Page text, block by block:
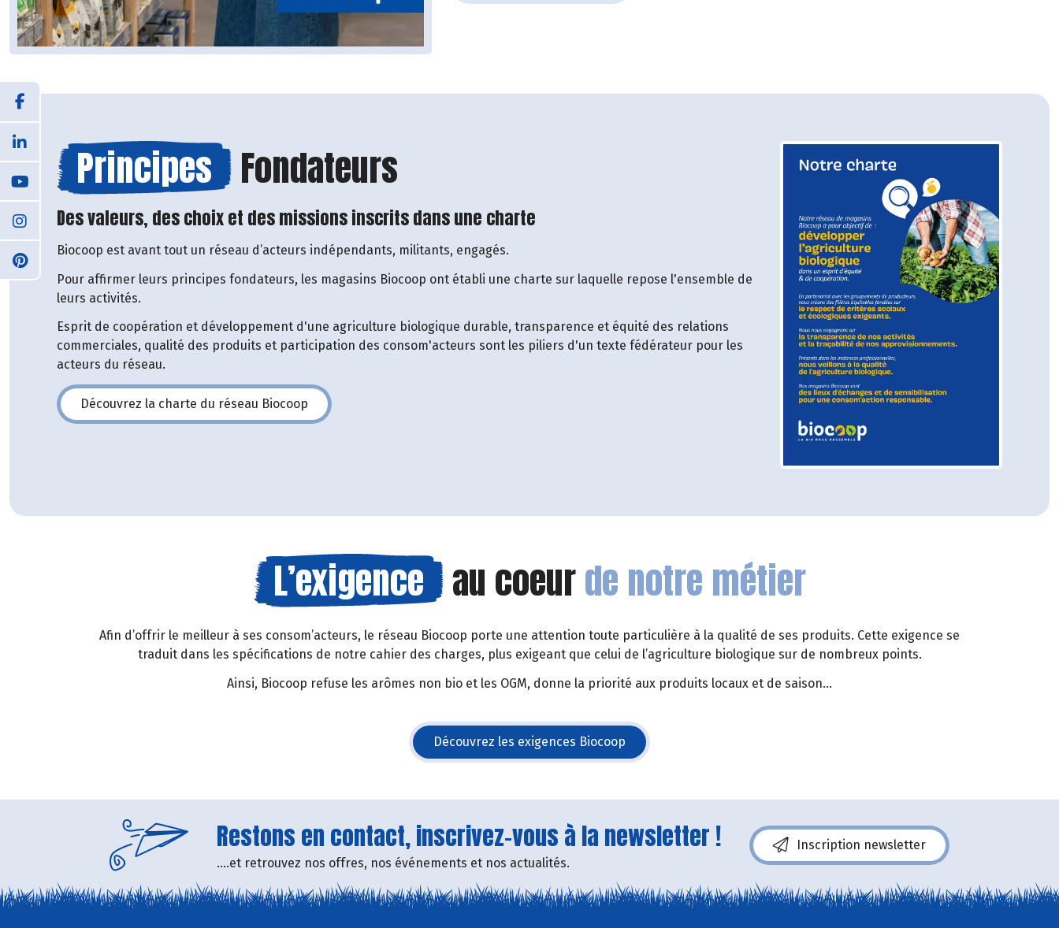
Principes Fondateurs
Des valeurs, des choix et des missions inscrits dans une charte
Biocoop est avant tout un réseau d’acteurs indépendants, militants, engagés.
Pour affirmer leurs principes fondateurs, les magasins Biocoop ont établi une charte sur laquelle repose l'ensemble de
leurs activités.
Esprit de coopération et développement d'une agriculture biologique durable, transparence et équité des relations
commerciales, qualité des produits et participation des consom'acteurs sont les piliers d'un texte fédérateur pour les
acteurs du réseau.
Découvrez la charte du réseau Biocoop
(s'ouvre dans une nouvelle fenêtre)
L’exigence au coeurde notre métier
Afin d’offrir le meilleur à ses consom’acteurs, le réseau Biocoop porte une attention toute particulière à la qualité de ses produits. Cette exigence se
traduit dans les spécifications de notre cahier des charges, plus exigeant que celui de l’agriculture biologique sur de nombreux points.
Ainsi, Biocoop refuse les arômes non bio et les OGM, donne la priorité aux produits locaux et de saison...
Découvrez les exigences Biocoop
(s'ouvre dans une nouvelle fenêtre)
Restons en contact, inscrivez-vous à la newsletter !
....et retrouvez nos offres, nos événements et nos actualités.
Inscription newsletter